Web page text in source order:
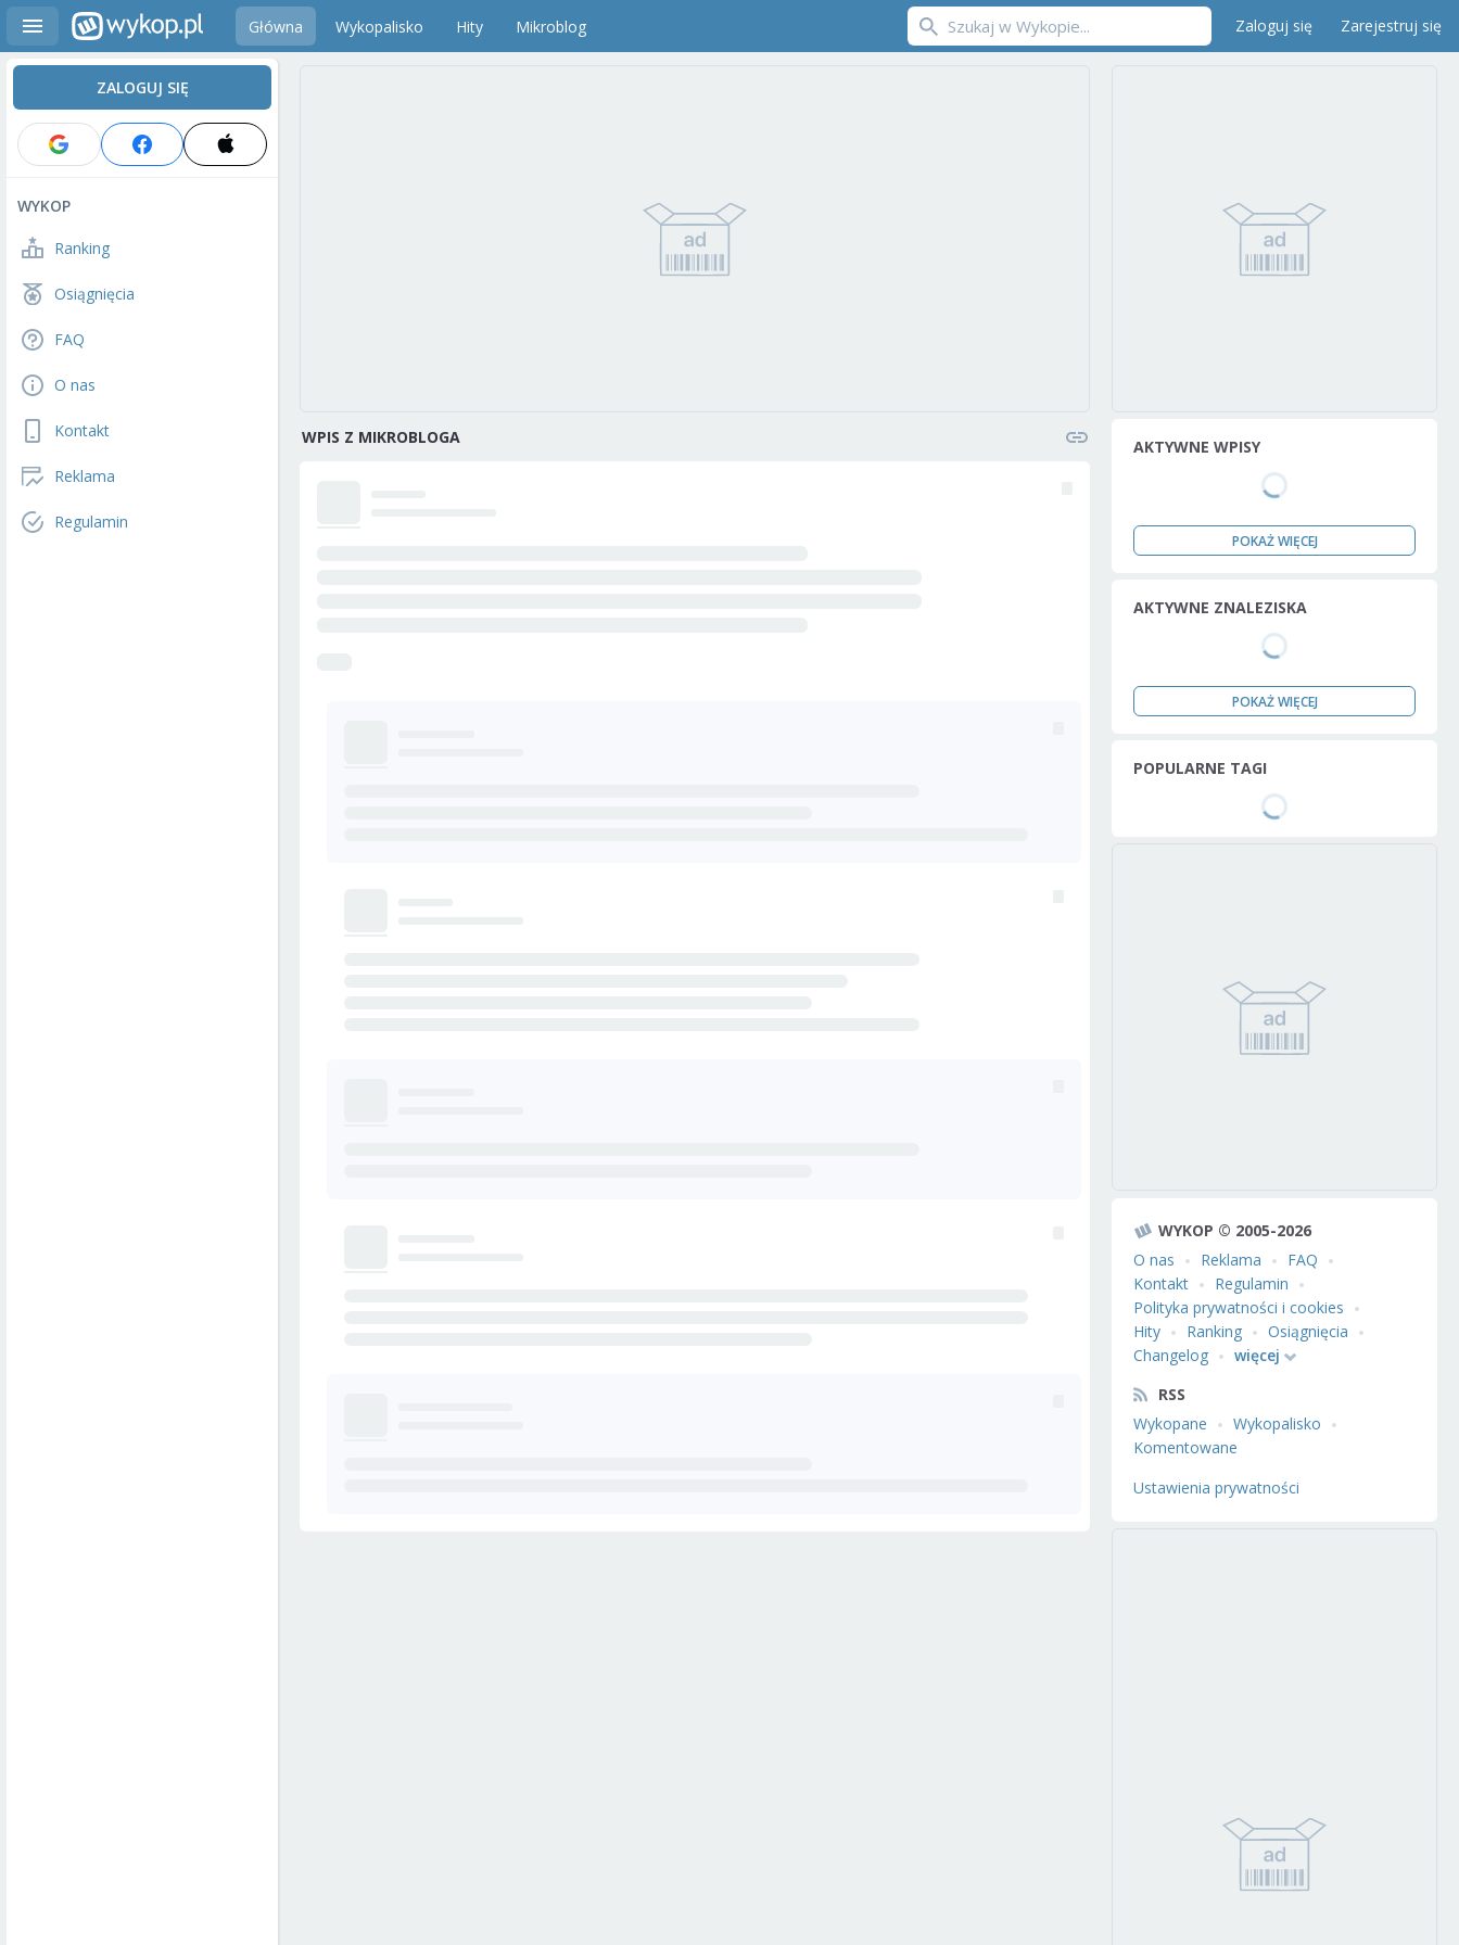
Główna Wykopalisko Hity Mikroblog Zaloguj się Zarejestruj się
ZALOGUJ SIĘ
WYKOP
Ranking
Osiągnięcia
FAQ
O nas
Kontakt
Reklama
Regulamin
WPIS Z MIKROBLOGA AKTYWNE WPISY
POKAŻ WIĘCEJ
AKTYWNE ZNALEZISKA
POKAŻ WIĘCEJ
POPULARNE TAGI
WYKOP © 2005-2026
O nas
Reklama
FAQ
Kontakt
Regulamin
Polityka prywatności i cookies
Hity
Ranking
Osiągnięcia
Changelog
więcej
RSS
Wykopane
Wykopalisko
Komentowane
Ustawienia prywatności